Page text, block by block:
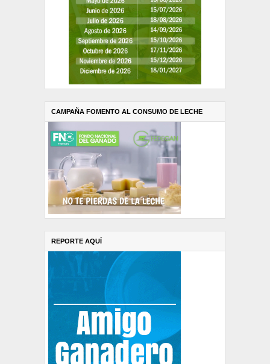
CAMPAÑA FOMENTO AL CONSUMO DE LECHE
REPORTE AQUÍ